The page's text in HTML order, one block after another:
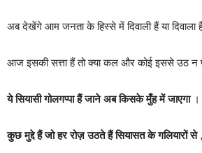
अब देखेंगे आम जनता के हिस्से में दिवाली हैं या दिवाला
आज इसकी सत्ता हैं तो क्या कल और कोई इससे उठ न
ये सियासी गोलगप्पा हैं जाने अब किसके मुँह में जाएगा।
कुछ मुद्दे हैं जो हर रोज़ उठते हैं सियासत के गलियारों से,